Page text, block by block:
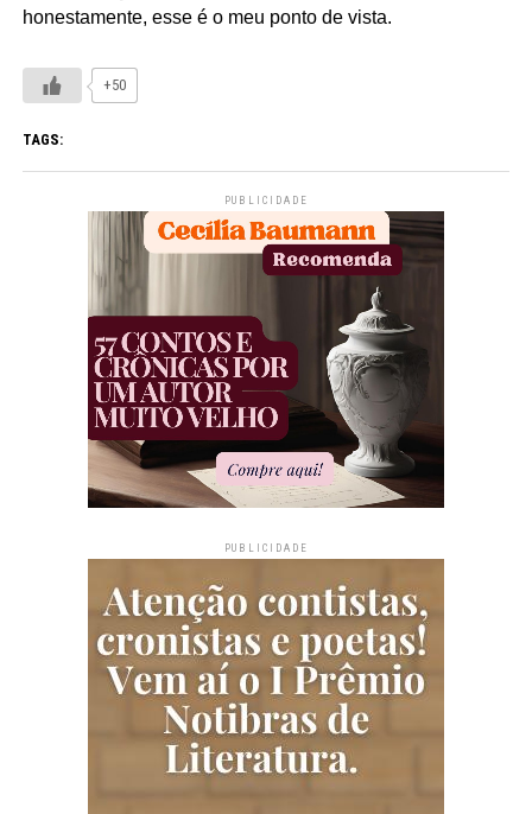
honestamente, esse é o meu ponto de vista.
+50
TAGS:
PUBLICIDADE
PUBLICIDADE